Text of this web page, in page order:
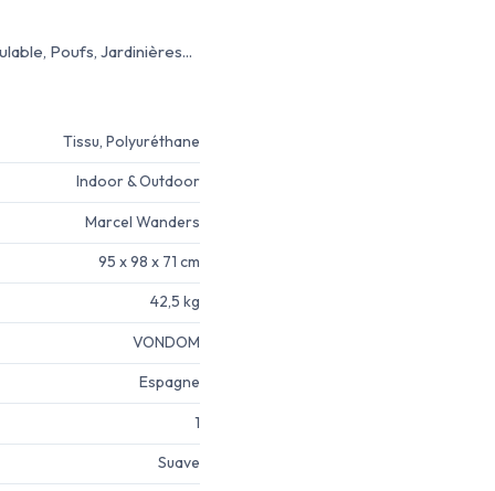
Poufs, Jardinières...
Tissu, Polyuréthane
Indoor & Outdoor
Marcel Wanders
95 x 98 x 71 cm
42,5 kg
VONDOM
Espagne
1
Suave